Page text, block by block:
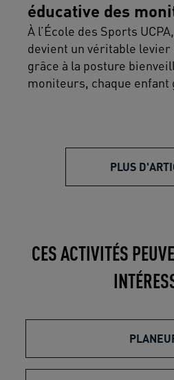
éducative des
UCPA
À l’École des Sports
devient un véritable levier
grâce à la posture
moniteurs, chaque enfant
colos UCPA offrent une
humaine et éducative où
le collectif et le respect
PLUS
CES ACTIVITÉS